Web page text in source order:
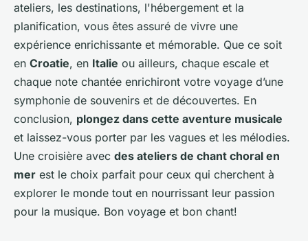
ateliers, les destinations, l'hébergement et la
planification, vous êtes assuré de vivre une
expérience enrichissante et mémorable. Que ce soit
en Croatie, en Italie ou ailleurs, chaque escale et
chaque note chantée enrichiront votre voyage d’une
symphonie de souvenirs et de découvertes. En
conclusion, plongez dans cette aventure musicale
et laissez-vous porter par les vagues et les mélodies.
Une croisière avec des ateliers de chant choral en
mer est le choix parfait pour ceux qui cherchent à
explorer le monde tout en nourrissant leur passion
pour la musique. Bon voyage et bon chant!